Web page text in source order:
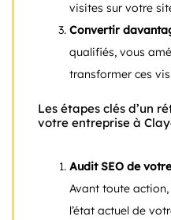
visites sur votre
Convertir
qualifiés, vous
transformer ces
Les étapes clés d’un
votre entreprise à
Audit SEO de
Avant toute action,
l’état actuel de